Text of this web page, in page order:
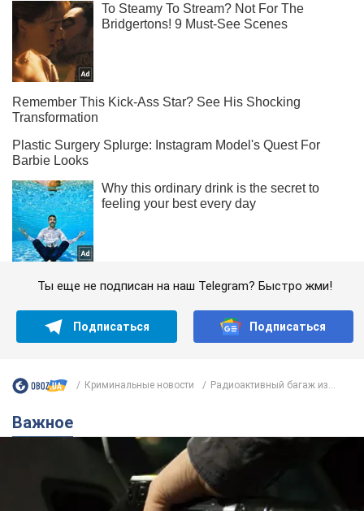
Ты еще не подписан на наш Telegram? Быстро жми!
Подписаться Подписаться
Криминальные новости Радиоактивный багаж из...
Важное